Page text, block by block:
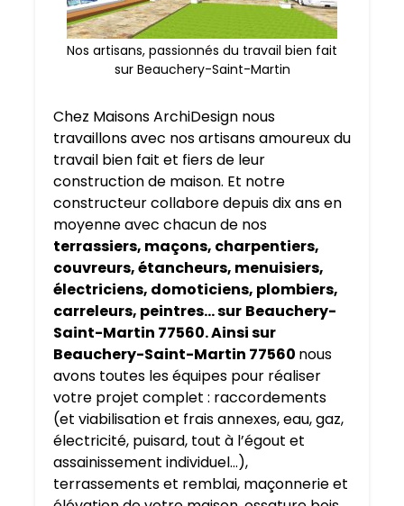
Nos artisans, passionnés du travail bien fait
sur Beauchery-Saint-Martin
Chez Maisons ArchiDesign nous
travaillons avec nos artisans amoureux du
travail bien fait et fiers de leur
construction de maison. Et notre
constructeur collabore depuis dix ans en
moyenne avec chacun de nos
terrassiers, maçons, charpentiers,
couvreurs, étancheurs, menuisiers,
électriciens, domoticiens, plombiers,
carreleurs, peintres… sur Beauchery-
Saint-Martin 77560. Ainsi sur
Beauchery-Saint-Martin 77560 nous
avons toutes les équipes pour réaliser
votre projet complet : raccordements
(et viabilisation et frais annexes, eau, gaz,
électricité, puisard, tout à l’égout et
assainissement individuel…),
terrassements et remblai, maçonnerie et